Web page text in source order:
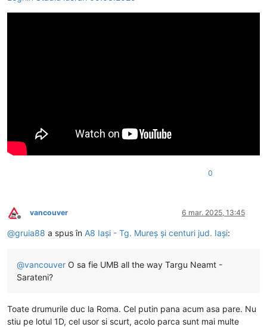
0
Deconectat
vancouver 6 mar. 2025, 13:45
@gruia88 a spus în A8 Iași - Tg. Mureș și centuri jud. Iași:
@vancouver O sa fie UMB all the way Targu Neamt -
Sarateni?
Toate drumurile duc la Roma. Cel putin pana acum asa pare. Nu
stiu pe lotul 1D, cel usor si scurt, acolo parca sunt mai multe